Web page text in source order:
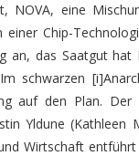
NOVA, eine
Chip-
an, das Saatgut hat
schwarzen
auf den Plan. Der
Yldune (Kathleen
Wirtschaft